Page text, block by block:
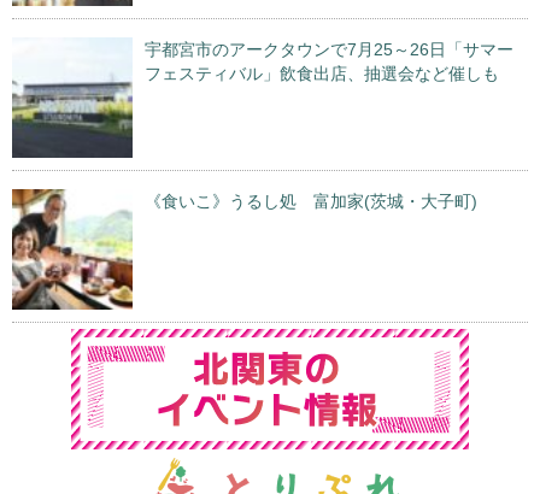
宇都宮市のアークタウンで7月25～26日「サマー
フェスティバル」飲食出店、抽選会など催しも
《食いこ》うるし処 富加家(茨城・大子町)